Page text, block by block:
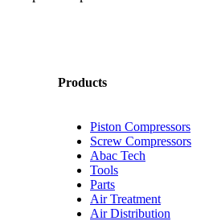
Products
Piston Compressors
Screw Compressors
Abac Tech
Tools
Parts
Air Treatment
Air Distribution